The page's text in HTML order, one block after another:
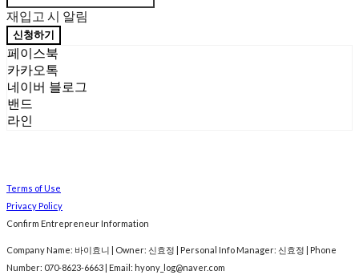
재입고 시 알림
신청하기
페이스북
카카오톡
네이버 블로그
밴드
라인
Terms of Use
Privacy Policy
Confirm Entrepreneur Information
Company Name: 바이효니 | Owner: 신효정 | Personal Info Manager: 신효정 | Phone
Number: 070-8623-6663 | Email: hyony_log@naver.com